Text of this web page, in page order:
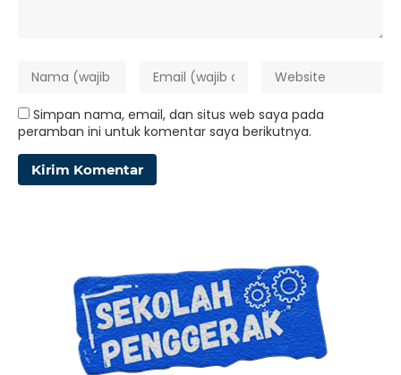
Simpan nama, email, dan situs web saya pada
peramban ini untuk komentar saya berikutnya.